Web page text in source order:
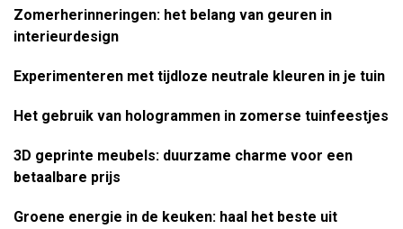
Zomerherinneringen: het belang van geuren in
interieurdesign
Experimenteren met tijdloze neutrale kleuren in je tuin
Het gebruik van hologrammen in zomerse tuinfeestjes
3D geprinte meubels: duurzame charme voor een
betaalbare prijs
Groene energie in de keuken: haal het beste uit